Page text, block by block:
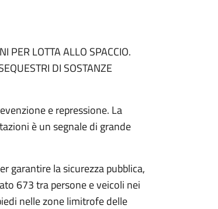
PER LOTTA ALLO SPACCIO.
DI SOSTANZE
e repressione. La
è un segnale di grande
garantire la sicurezza pubblica,
673 tra persone e veicoli nei
nelle zone limitrofe delle